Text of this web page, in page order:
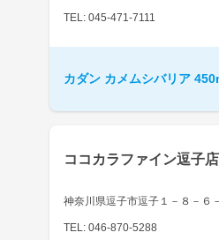
TEL: 045-471-7111
カダン カメムシバリア
ココカラファイン逗子店
神奈川県逗子市逗子１－８－６
TEL: 046-870-5288